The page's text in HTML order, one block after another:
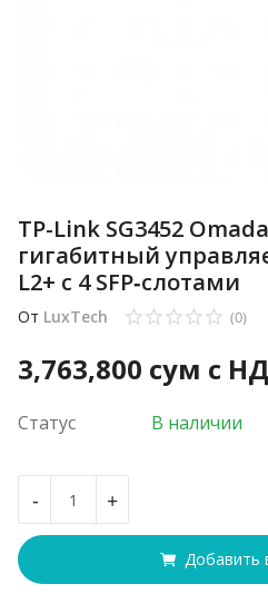
TP-Link SG3452
гигабитный
L2+ с 4 SFP‑слотами
От LuxTech (0)
3,763,800 сум с
Статус В наличии
- +
Добавить